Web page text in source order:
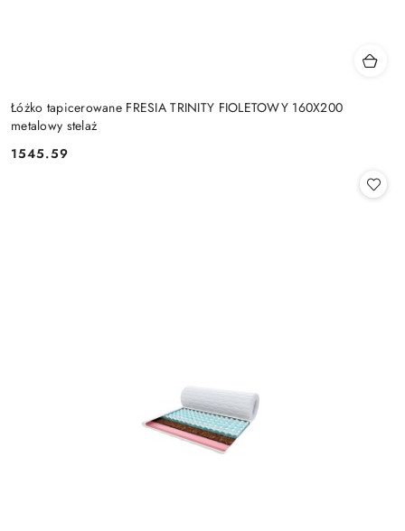
Łóżko tapicerowane FRESIA TRINITY FIOLETOWY 160X200
metalowy stelaż
Cena:
1545.59